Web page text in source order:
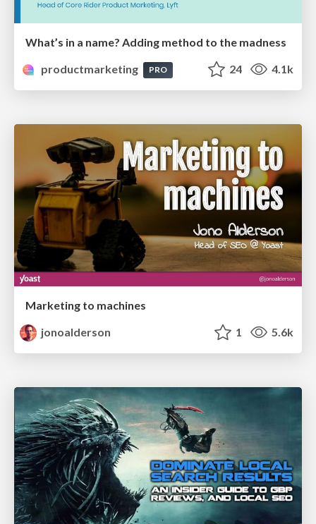
What’s in a name? Adding method to the madness
productmarketing
PRO 24 4.1k
Marketing to machines
jonoalderson
1 5.6k